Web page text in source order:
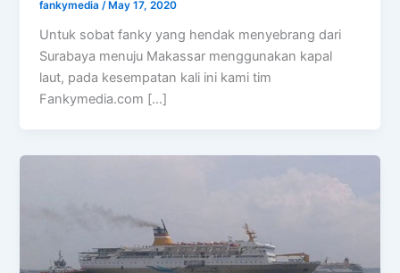
fankymedia/ May 17, 2020
Untuk sobat fanky yang hendak menyebrang dari
Surabaya menuju Makassar menggunakan kapal
laut, pada kesempatan kali ini kami tim
Fankymedia.com […]